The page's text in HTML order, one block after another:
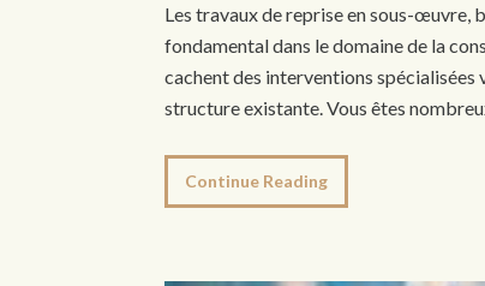
Les travaux de reprise en sous-œuvre,
fondamental dans le domaine de la
cachent des interventions spécialisées
structure existante. Vous êtes
Continue Reading